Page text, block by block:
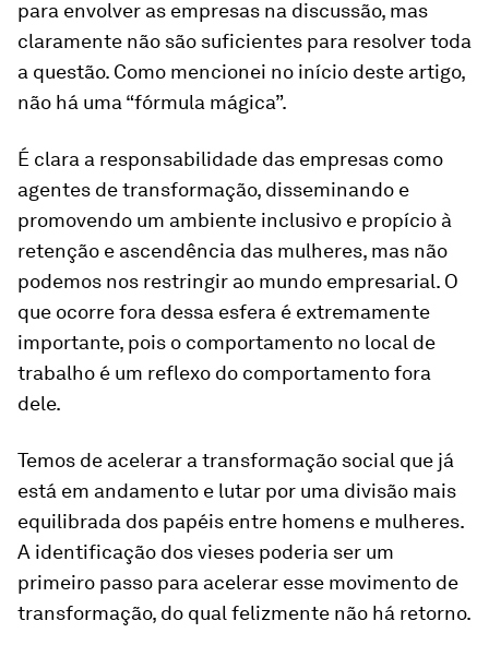
para envolver as empresas na discussão, mas
claramente não são suficientes para resolver toda
a questão. Como mencionei no início deste artigo,
não há uma “fórmula mágica”.
É clara a responsabilidade das empresas como
agentes de transformação, disseminando e
promovendo um ambiente inclusivo e propício à
retenção e ascendência das mulheres, mas não
podemos nos restringir ao mundo empresarial. O
que ocorre fora dessa esfera é extremamente
importante, pois o comportamento no local de
trabalho é um reflexo do comportamento fora
dele.
Temos de acelerar a transformação social que já
está em andamento e lutar por uma divisão mais
equilibrada dos papéis entre homens e mulheres.
A identificação dos vieses poderia ser um
primeiro passo para acelerar esse movimento de
transformação, do qual felizmente não há retorno.